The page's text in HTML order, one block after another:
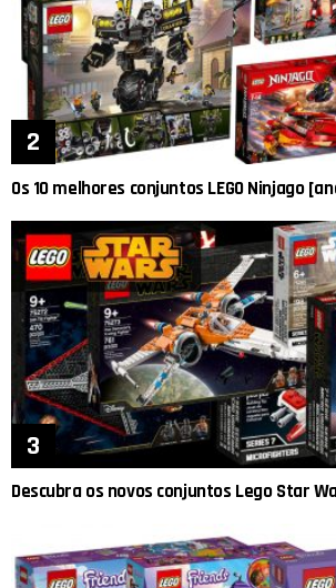
Os 10 melhores conjuntos LEGO Ninjago
Descubra os novos conjuntos Lego Star